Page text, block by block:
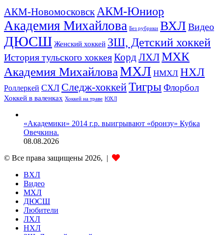
АКМ-Новомосковск АКМ-Юниор
Академия Михайлова Без рубрики ВХЛ Видео
ДЮСШ Женский хоккей ЗШ, Детский хоккей
История тульского хоккеяКорд ЛХЛМХК
Академия МихайловаМХЛ НМХЛ НХЛ
Роллеркей СХЛ Следж-хоккейТигрыФлорбол
Хоккей в валенках Хоккей на траве ЮХЛ
«Академики» 2014 г.р. выигрывают «бронзу» Кубка
Овечкина.
08.08.2026
© Все права защищены 2026, |
ВХЛ
Видео
МХЛ
ДЮСШ
Любители
ЛХЛ
НХЛ